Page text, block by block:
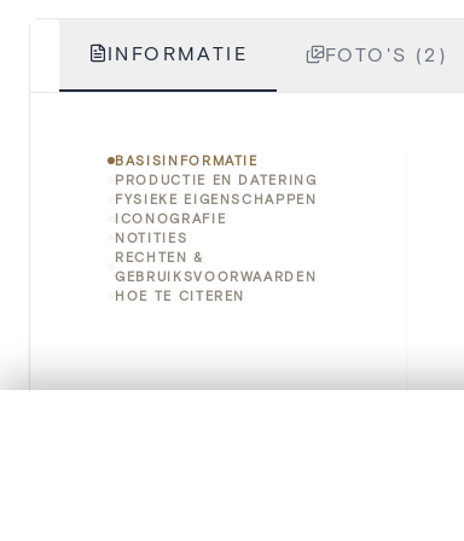
INFORMATIE FOTO'S (2)
BASISINFORMATIE
PRODUCTIE EN DATERING
FYSIEKE EIGENSCHAPPEN
ICONOGRAFIE
NOTITIES
RECHTEN &
GEBRUIKSVOORWAARDEN
HOE TE CITEREN